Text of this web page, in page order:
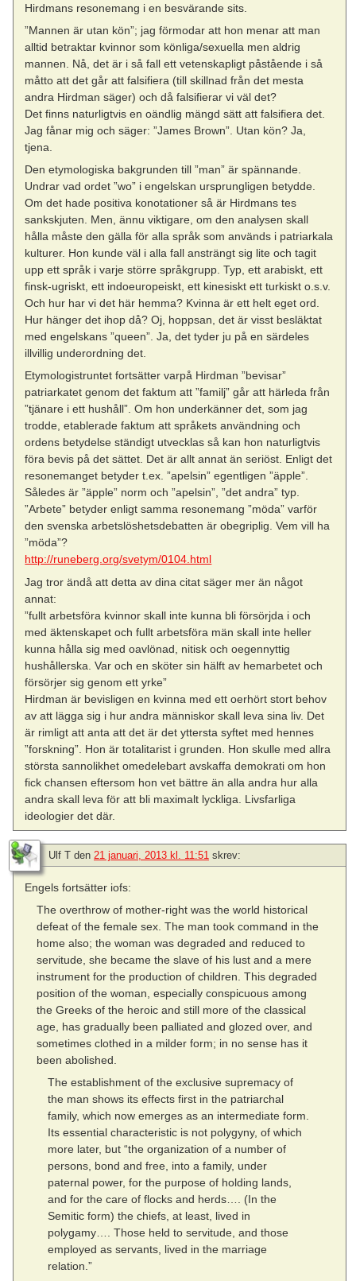
Hirdmans resonemang i en besvärande sits.
”Mannen är utan kön”; jag förmodar att hon menar att man
alltid betraktar kvinnor som könliga/sexuella men aldrig
mannen. Nå, det är i så fall ett vetenskapligt påstående i så
måtto att det går att falsifiera (till skillnad från det mesta
andra Hirdman säger) och då falsifierar vi väl det?
Det finns naturligtvis en oändlig mängd sätt att falsifiera det.
Jag fånar mig och säger: ”James Brown”. Utan kön? Ja,
tjena.
Den etymologiska bakgrunden till ”man” är spännande.
Undrar vad ordet ”wo” i engelskan ursprungligen betydde.
Om det hade positiva konotationer så är Hirdmans tes
sankskjuten. Men, ännu viktigare, om den analysen skall
hålla måste den gälla för alla språk som används i patriarkala
kulturer. Hon kunde väl i alla fall ansträngt sig lite och tagit
upp ett språk i varje större språkgrupp. Typ, ett arabiskt, ett
finsk-ugriskt, ett indoeuropeiskt, ett kinesiskt ett turkiskt o.s.v.
Och hur har vi det här hemma? Kvinna är ett helt eget ord.
Hur hänger det ihop då? Oj, hoppsan, det är visst besläktat
med engelskans ”queen”. Ja, det tyder ju på en särdeles
illvillig underordning det.
Etymologistruntet fortsätter varpå Hirdman ”bevisar”
patriarkatet genom det faktum att ”familj” går att härleda från
”tjänare i ett hushåll”. Om hon underkänner det, som jag
trodde, etablerade faktum att språkets användning och
ordens betydelse ständigt utvecklas så kan hon naturligtvis
föra bevis på det sättet. Det är allt annat än seriöst. Enligt det
resonemanget betyder t.ex. ”apelsin” egentligen ”äpple”.
Således är ”äpple” norm och ”apelsin”, ”det andra” typ.
”Arbete” betyder enligt samma resonemang ”möda” varför
den svenska arbetslöshetsdebatten är obegriplig. Vem vill ha
”möda”?
http://runeberg.org/svetym/0104.html
Jag tror ändå att detta av dina citat säger mer än något
annat:
”fullt arbetsföra kvinnor skall inte kunna bli försörjda i och
med äktenskapet och fullt arbetsföra män skall inte heller
kunna hålla sig med oavlönad, nitisk och oegennyttig
hushållerska. Var och en sköter sin hälft av hemarbetet och
försörjer sig genom ett yrke”
Hirdman är bevisligen en kvinna med ett oerhört stort behov
av att lägga sig i hur andra människor skall leva sina liv. Det
är rimligt att anta att det är det yttersta syftet med hennes
”forskning”. Hon är totalitarist i grunden. Hon skulle med allra
största sannolikhet omedelebart avskaffa demokrati om hon
fick chansen eftersom hon vet bättre än alla andra hur alla
andra skall leva för att bli maximalt lyckliga. Livsfarliga
ideologier det där.
Ulf T den 21 januari, 2013 kl. 11:51 skrev:
Engels fortsätter iofs:
The overthrow of mother-right was the world historical
defeat of the female sex. The man took command in the
home also; the woman was degraded and reduced to
servitude, she became the slave of his lust and a mere
instrument for the production of children. This degraded
position of the woman, especially conspicuous among
the Greeks of the heroic and still more of the classical
age, has gradually been palliated and glozed over, and
sometimes clothed in a milder form; in no sense has it
been abolished.
The establishment of the exclusive supremacy of
the man shows its effects first in the patriarchal
family, which now emerges as an intermediate form.
Its essential characteristic is not polygyny, of which
more later, but “the organization of a number of
persons, bond and free, into a family, under
paternal power, for the purpose of holding lands,
and for the care of flocks and herds…. (In the
Semitic form) the chiefs, at least, lived in
polygamy…. Those held to servitude, and those
employed as servants, lived in the marriage
relation.”